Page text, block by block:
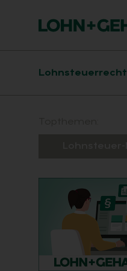
Hauptnavigation
Lohnsteuerrecht